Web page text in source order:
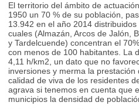
El territorio del ámbito de
1950 un 70 % de su población,
13.942 en el año 2014
cuales (Almazán, Arcos de Jalón,
y Tardelcuende) concentran el
con menos de 100 habitantes. La
4,11 h/km2, un dato que no
inversiones y merma la
calidad de viva de los residentes
agrava si tenemos en cuenta que
municipios la densidad de